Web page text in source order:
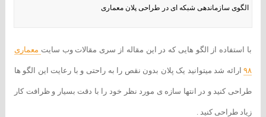
الگوی سازماندهی شبکه ای در طراحی پلان معماری
با استفاده از الگو هایی که در این مقاله از سری مقالات وب سایت معماری
۹۸ارائه شد میتوانید یک پلان بدون نقص را به راحتی و با رعایت این الگو ها
طراحی کنید و در انتها سازه ی مورد نظر خود را با دقت بسیار و ظرافت کار
زیاد طراحی کنید .